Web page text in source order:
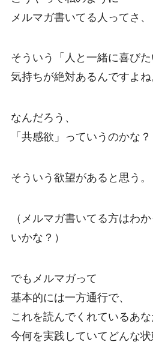
メルマガ書いてる人ってさ、
そういう「人と一緒に喜び
気持ちが絶対あるんですよね
なんだろう、
「共感欲」っていうのかな？
そういう欲望があると思う。
（メルマガ書いてる方はわ
いかな？）
でもメルマガって
基本的には一方通行で、
これを読んでくれているあ
今何を実践していてどんな